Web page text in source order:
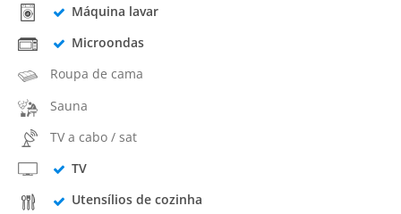
Máquina lavar
Microondas
Roupa de cama
Sauna
TV a cabo / sat
TV
Utensílios de cozinha